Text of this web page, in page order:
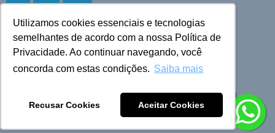
Utilizamos cookies essenciais e tecnologias
semelhantes de acordo com a nossa Política de
Privacidade. Ao continuar navegando, você
concorda com estas condições. Saiba mais
Recusar Cookies Aceitar Cookies
Faça download do aplicativo
Play Store e App Store
Todos os direitos reservados © 2025 Cruzeiro do Sul